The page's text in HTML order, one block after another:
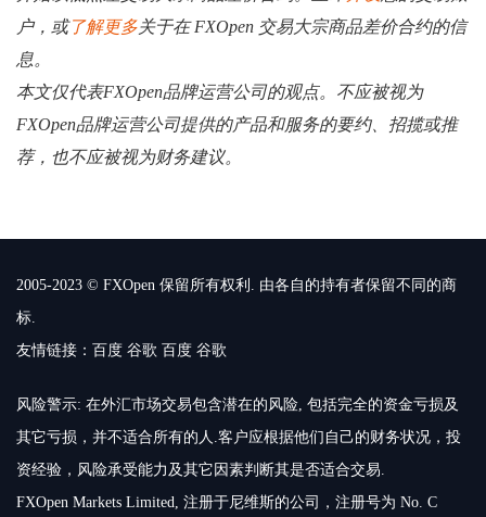
户，或了解更多关于在 FXOpen 交易大宗商品差价合约的信
息。
本文仅代表FXOpen品牌运营公司的观点。不应被视为
FXOpen品牌运营公司提供的产品和服务的要约、招揽或推
荐，也不应被视为财务建议。
2005-2023 © FXOpen 保留所有权利. 由各自的持有者保留不同的商
标.
友情链接： 百度 谷歌 百度 谷歌
风险警示: 在外汇市场交易包含潜在的风险, 包括完全的资金亏损及
其它亏损，并不适合所有的人.客户应根据他们自己的财务状况，投
资经验，风险承受能力及其它因素判断其是否适合交易.
FXOpen Markets Limited, 注册于尼维斯的公司，注册号为 No. C